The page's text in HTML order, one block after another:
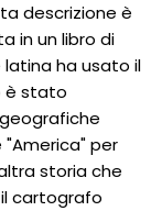
descrizione è
in un libro di
latina ha usato il
è stato
per
storia che
cartografo